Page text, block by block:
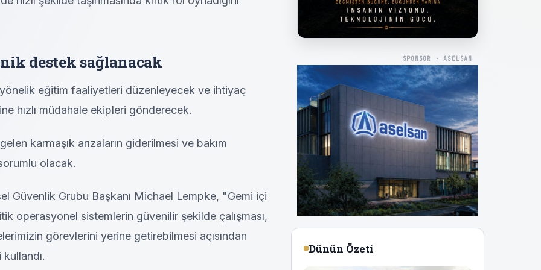
destek sağlanacak
eğitim faaliyetleri düzenleyecek ve ihtiyaç
hızlı müdahale ekipleri gönderecek.
karmaşık arızaların giderilmesi ve bakım
olacak.
Güvenlik Grubu Başkanı Michael Lempke, "Gemi içi
operasyonel sistemlerin güvenilir şekilde çalışması,
görevlerini yerine getirebilmesi açısından
SPONSOR · ASELSAN
Dünün Özeti